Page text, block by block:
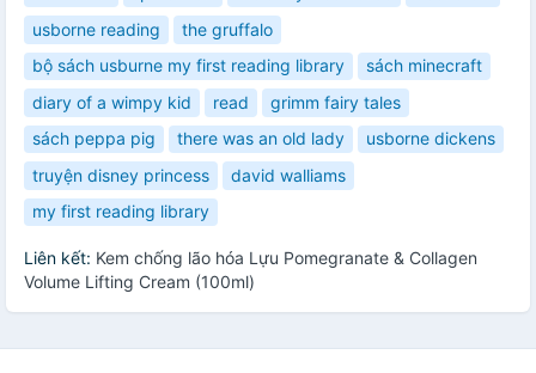
usborne reading
the gruffalo
bộ sách usburne my first reading library
sách minecraft
diary of a wimpy kid
read
grimm fairy tales
sách peppa pig
there was an old lady
usborne dickens
truyện disney princess
david walliams
my first reading library
Liên kết: Kem chống lão hóa Lựu Pomegranate & Collagen
Volume Lifting Cream (100ml)